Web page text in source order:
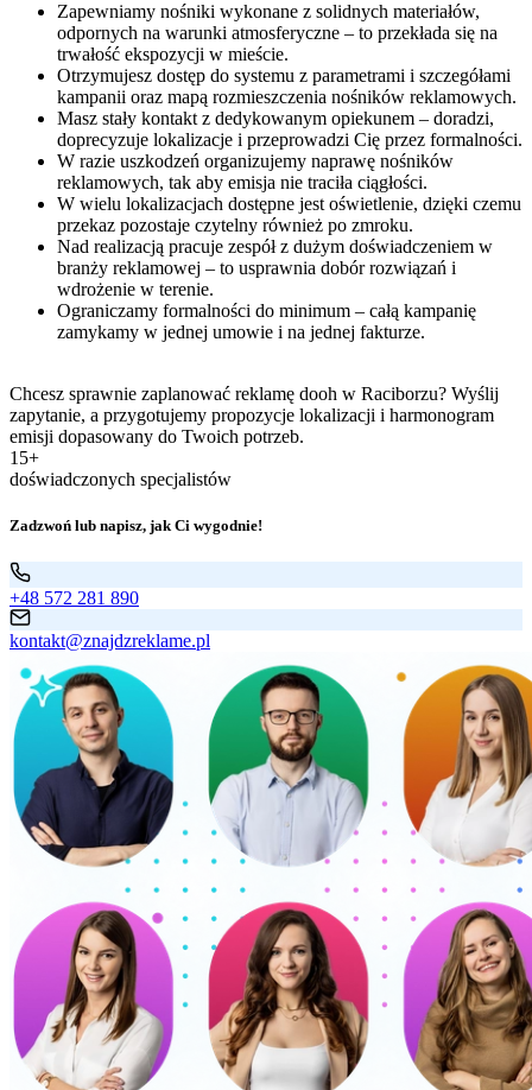
Zapewniamy nośniki wykonane z solidnych materiałów,
odpornych na warunki atmosferyczne – to przekłada się na
trwałość ekspozycji w mieście.
Otrzymujesz dostęp do systemu z parametrami i szczegółami
kampanii oraz mapą rozmieszczenia nośników reklamowych.
Masz stały kontakt z dedykowanym opiekunem – doradzi,
doprecyzuje lokalizacje i przeprowadzi Cię przez formalności.
W razie uszkodzeń organizujemy naprawę nośników
reklamowych, tak aby emisja nie traciła ciągłości.
W wielu lokalizacjach dostępne jest oświetlenie, dzięki czemu
przekaz pozostaje czytelny również po zmroku.
Nad realizacją pracuje zespół z dużym doświadczeniem w
branży reklamowej – to usprawnia dobór rozwiązań i
wdrożenie w terenie.
Ograniczamy formalności do minimum – całą kampanię
zamykamy w jednej umowie i na jednej fakturze.
Chcesz sprawnie zaplanować reklamę dooh w Raciborzu? Wyślij
zapytanie, a przygotujemy propozycje lokalizacji i harmonogram
emisji dopasowany do Twoich potrzeb.
15+
doświadczonych specjalistów
Zadzwoń lub napisz, jak Ci wygodnie!
+48 572 281 890
kontakt@znajdzreklame.pl